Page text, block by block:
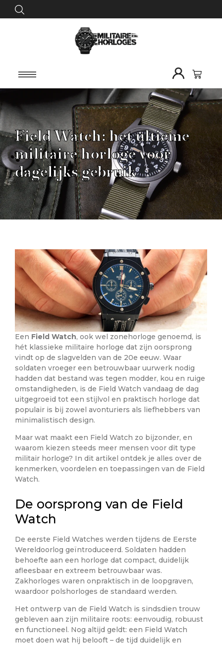
Field Watch: het ultieme
militaire horloge voor
dagelijks gebruik
Een Field Watch, ook wel zonehorloge genoemd, is
hét klassieke militaire horloge dat zijn oorsprong
vindt op de slagvelden van de 20e eeuw. Waar
soldaten vroeger een betrouwbaar uurwerk nodig
hadden dat bestand was tegen modder, kou en ruige
omstandigheden, is de Field Watch vandaag de dag
uitgegroeid tot een stijlvol en praktisch horloge dat
populair is bij zowel avonturiers als liefhebbers van
minimalistisch design.
Maar wat maakt een Field Watch zo bijzonder, en
waarom kiezen steeds meer mensen voor dit type
militair horloge? In dit artikel ontdek je alles over de
kenmerken, voordelen en toepassingen van de Field
Watch.
De oorsprong van de Field
Watch
De eerste Field Watches werden tijdens de Eerste
Wereldoorlog geïntroduceerd. Soldaten hadden
behoefte aan een horloge dat compact, duidelijk
afleesbaar en extreem betrouwbaar was.
Zakhorloges waren onpraktisch in de loopgraven,
waardoor polshorloges de standaard werden.
Het ontwerp van de Field Watch is sindsdien trouw
gebleven aan zijn militaire roots: eenvoudig, robuust
en functioneel. Nog altijd geldt: een Field Watch
moet doen wat hij belooft – de tijd duidelijk en